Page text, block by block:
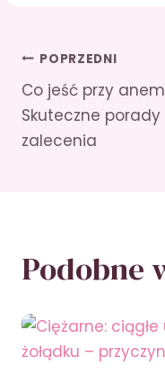
Nawigacja
wpisu
POPRZEDNI
Co jeść przy
Skuteczne porady
zalecenia
Podobne